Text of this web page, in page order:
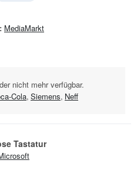
MediaMarkt
nicht mehr verfügbar.
Cola, Siemens, Neff
Tastatur